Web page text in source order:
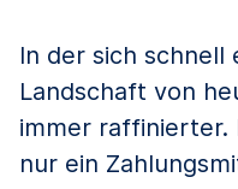
In der sich schnell
Landschaft von
immer raffinierter.
nur ein